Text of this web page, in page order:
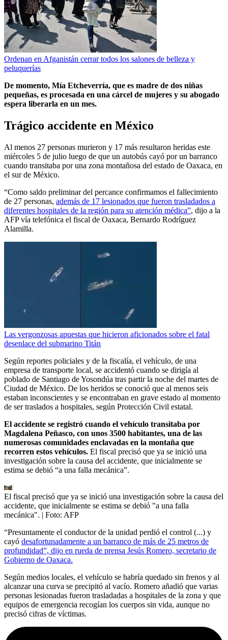
Ordenan en Afganistán cerrar todos los salones de belleza y
peluquerías
De momento, Mía Etcheverría, que es madre de dos niñas
pequeñas, es procesada en una cárcel de mujeres y su abogado
espera liberarla en un mes.
Trágico accidente en México
Al menos 27 personas murieron y 17 más resultaron heridas este
miércoles 5 de julio luego de que un autobús cayó por un barranco
cuando transitaba por una zona montañosa del estado de Oaxaca, en
el sur de México.
“Como saldo preliminar del percance confirmamos el fallecimiento
de 27 personas, además de 17 lesionados que fueron trasladados a
diferentes hospitales de la región para su atención médica”, dijo a la
AFP vía telefónica el fiscal de Oaxaca, Bernardo Rodríguez
Alamilla.
Las vergonzosas apuestas que hicieron aficionados sobre el fatal
desenlace del submarino Titán
Según reportes policiales y de la fiscalía, el vehículo, de una
empresa de transporte local, se accidentó cuando se dirigía al
poblado de Santiago de Yosondúa tras partir la noche del martes de
Ciudad de México. De los heridos se conoció que al menos seis
estaban inconscientes y se encontraban en grave estado al momento
de ser traslados a hospitales, según Protección Civil estatal.
El accidente se registró cuando el vehículo transitaba por
Magdalena Peñasco, con unos 3500 habitantes, una de las
numerosas comunidades enclavadas en la montaña que
recorren estos vehículos. El fiscal precisó que ya se inició una
investigación sobre la causa del accidente, que inicialmente se
estima se debió “a una falla mecánica”.
El fiscal precisó que ya se inició una investigación sobre la causa del
accidente, que inicialmente se estima se debió "a una falla
mecánica". | Foto: AFP
“Presuntamente el conductor de la unidad perdió el control (...) y
cayó desafortunadamente a un barranco de más de 25 metros de
profundidad”, dijo en rueda de prensa Jesús Romero, secretario de
Gobierno de Oaxaca.
Según medios locales, el vehículo se habría quedado sin frenos y al
alcanzar una curva se precipitó al vacío. Romero añadió que varias
personas lesionadas fueron trasladadas a hospitales de la zona y que
equipos de emergencia recogían los cuerpos sin vida, aunque no
precisó cifras de víctimas.